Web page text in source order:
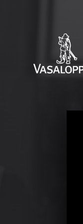
Vasaloppet.tv